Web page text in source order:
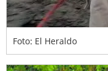
Foto: El Heraldo